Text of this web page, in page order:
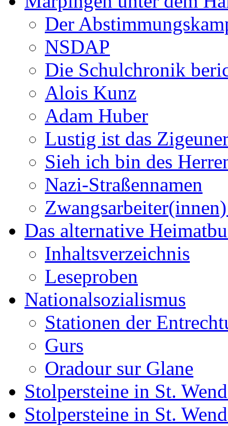
Der
NSDAP
Die Schulchronik
Alois Kunz
Adam Huber
Lustig ist das
Sieh ich bin des
Nazi-Straßennamen
Das alternative
Inhaltsverzeichnis
Leseproben
Nationalsozialismus
Stationen der
Gurs
Oradour sur Glane
Stolpersteine in St.
Stolpersteine in St.